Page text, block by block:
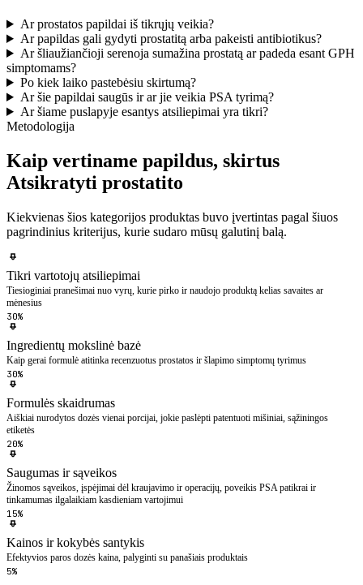
Ar prostatos papildai iš tikrųjų veikia?
Ar papildas gali gydyti prostatitą arba pakeisti antibiotikus?
Ar šliaužiančioji serenoja sumažina prostatą ar padeda esant GPH
simptomams?
Po kiek laiko pastebėsiu skirtumą?
Ar šie papildai saugūs ir ar jie veikia PSA tyrimą?
Ar šiame puslapyje esantys atsiliepimai yra tikri?
Metodologija
Kaip vertiname papildus, skirtus
Atsikratyti prostatito
Kiekvienas šios kategorijos produktas buvo įvertintas pagal šiuos
pagrindinius kriterijus, kurie sudaro mūsų galutinį balą.
Tikri vartotojų atsiliepimai
Tiesioginiai pranešimai nuo vyrų, kurie pirko ir naudojo produktą kelias savaites ar
mėnesius
30%
Ingredientų mokslinė bazė
Kaip gerai formulė atitinka recenzuotus prostatos ir šlapimo simptomų tyrimus
30%
Formulės skaidrumas
Aiškiai nurodytos dozės vienai porcijai, jokie paslėpti patentuoti mišiniai, sąžiningos
etiketės
20%
Saugumas ir sąveikos
Žinomos sąveikos, įspėjimai dėl kraujavimo ir operacijų, poveikis PSA patikrai ir
tinkamumas ilgalaikiam kasdieniam vartojimui
15%
Kainos ir kokybės santykis
Efektyvios paros dozės kaina, palyginti su panašiais produktais
5%